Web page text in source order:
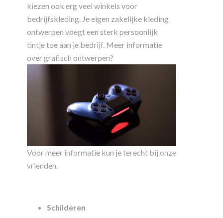
kiezen ook erg veel winkels voor
bedrijfskleding. Je eigen zakelijke kleding
ontwerpen voegt een sterk persoonlijk
tintje toe aan je bedrijf. Meer informatie
over grafisch ontwerpen?
Voor meer informatie kun je terecht bij onze
vrienden.
Schilderen